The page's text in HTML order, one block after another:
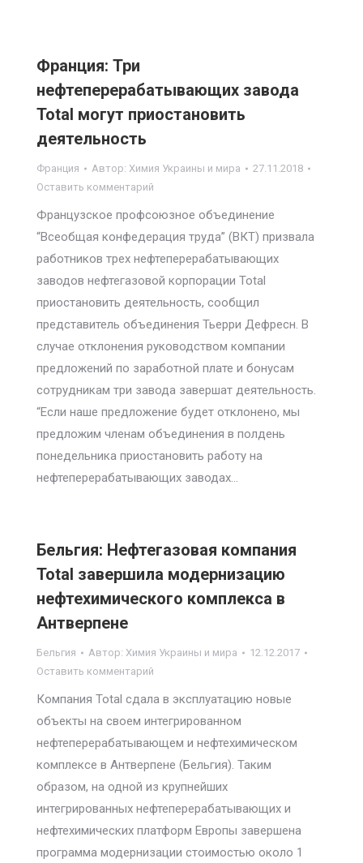
Франция: Три
нефтеперерабатывающих завода
Total могут приостановить
деятельность
Франция Автор: Химия Украины и мира
27.11.2018
Оставить комментарий
Французское профсоюзное объединение
“Всеобщая конфедерация труда” (ВКТ) призвала
работников трех нефтеперерабатывающих
заводов нефтегазовой корпорации Total
приостановить деятельность, сообщил
представитель объединения Тьерри Дефресн. В
случае отклонения руководством компании
предложений по заработной плате и бонусам
сотрудникам три завода завершат деятельность.
“Если наше предложение будет отклонено, мы
предложим членам объединения в полдень
понедельника приостановить работу на
нефтеперерабатывающих заводах…
Бельгия: Нефтегазовая компания
Total завершила модернизацию
нефтехимического комплекса в
Антверпене
Бельгия Автор: Химия Украины и мира
12.12.2017
Оставить комментарий
Компания Total сдала в эксплуатацию новые
объекты на своем интегрированном
нефтеперерабатывающем и нефтехимическом
комплексе в Антверпене (Бельгия). Таким
образом, на одной из крупнейших
интегрированных нефтеперерабатывающих и
нефтехимических платформ Европы завершена
программа модернизации стоимостью около 1